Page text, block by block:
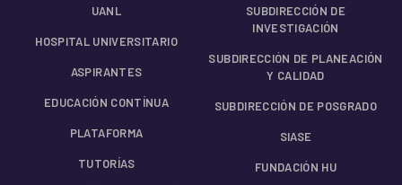
UANL
HOSPITAL UNIVERSITARIO
ASPIRANTES
EDUCACIÓN CONTÍNUA
PLATAFORMA
TUTORÍAS
SUBDIRECCIÓN DE
INVESTIGACIÓN
SUBDIRECCIÓN DE PLANEACIÓN
Y CALIDAD
SUBDIRECCIÓN DE POSGRADO
SIASE
FUNDACIÓN HU